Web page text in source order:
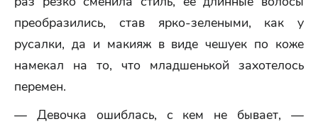
преобразились, став ярко-зелеными, как у
русалки, да и макияж в виде чешуек по коже
намекал на то, что младшенькой захотелось
перемен.
— Девочка ошиблась, с кем не бывает, —